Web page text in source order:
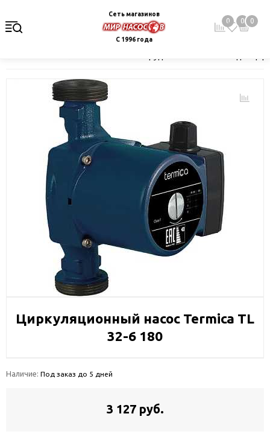
Сеть магазинов
С 1996 года
0 0 0
Циркуляционный насос Termica TL
32-6 180
Наличие: Под заказ до 5 дней
3 127 руб.